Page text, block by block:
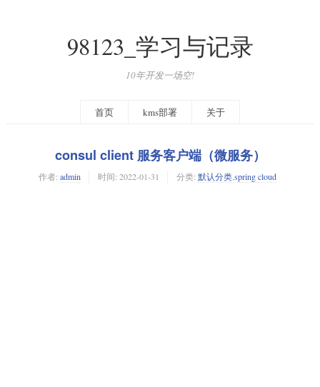
98123_学习与记录
10年开发一场空!
首页 kms部署 关于
consul client 服务客户端（微服务）
作者: admin 时间: 2022-01-31 分类: 默认分类,spring cloud